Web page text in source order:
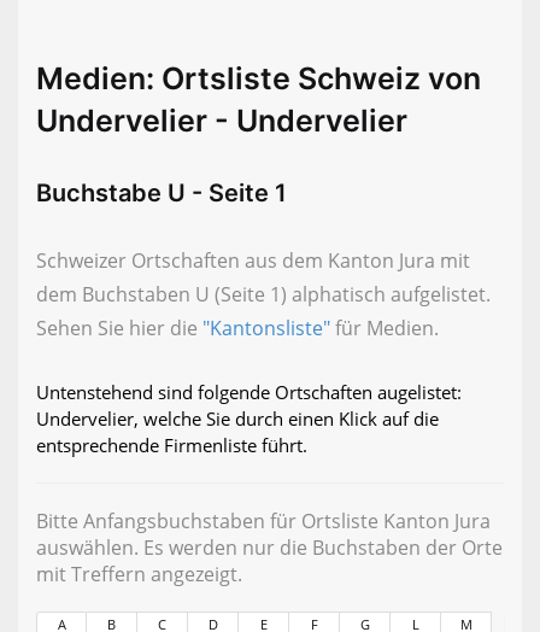
Medien: Ortsliste Schweiz von
Undervelier - Undervelier
Buchstabe U - Seite 1
Schweizer Ortschaften aus dem Kanton Jura mit
dem Buchstaben U (Seite 1) alphatisch aufgelistet.
Sehen Sie hier die "Kantonsliste"für Medien.
Untenstehend sind folgende Ortschaften augelistet:
Undervelier, welche Sie durch einen Klick auf die
entsprechende Firmenliste führt.
Bitte Anfangsbuchstaben für Ortsliste Kanton Jura
auswählen. Es werden nur die Buchstaben der Orte
mit Treffern angezeigt.
A B C D E F G L M